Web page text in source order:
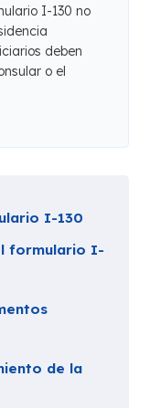
I-130 no
deben
o el
I-130
formulario I-
de la